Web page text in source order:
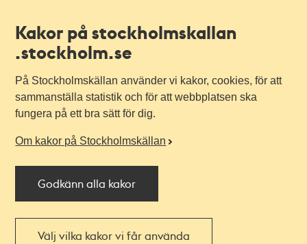
Kakor på stockholmskallan
.stockholm.se
På Stockholmskällan använder vi kakor, cookies, för att
sammanställa statistik och för att webbplatsen ska
fungera på ett bra sätt för dig.
Om kakor på Stockholmskällan
Godkänn alla kakor
Välj vilka kakor vi får använda